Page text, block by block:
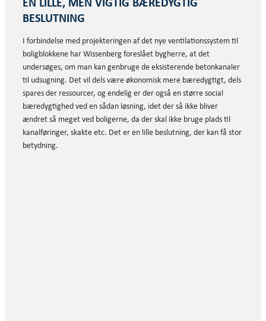
EN LILLE, MEN VIGTIG BÆREDYGTIG
BESLUTNING
I forbindelse med projekteringen af det nye ventilationssystem til
boligblokkene har Wissenberg foreslået bygherre, at det
undersøges, om man kan genbruge de eksisterende betonkanaler
til udsugning. Det vil dels være økonomisk mere bæredygtigt, dels
spares der ressourcer, og endelig er der også en større social
bæredygtighed ved en sådan løsning, idet der så ikke bliver
ændret så meget ved boligerne, da der skal ikke bruge plads til
kanalføringer, skakte etc. Det er en lille beslutning, der kan få stor
betydning.